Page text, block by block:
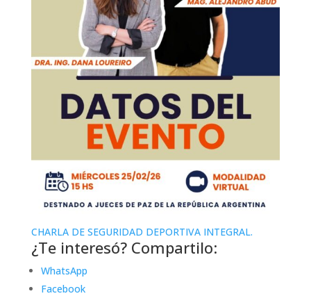
CHARLA DE SEGURIDAD DEPORTIVA INTEGRAL.
¿Te interesó? Compartilo:
WhatsApp
Facebook